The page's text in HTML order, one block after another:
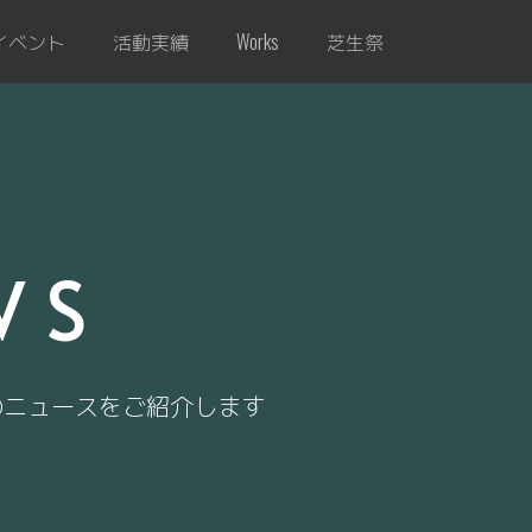
ベント 活動実績 Works 芝生祭
ュースをご紹介します